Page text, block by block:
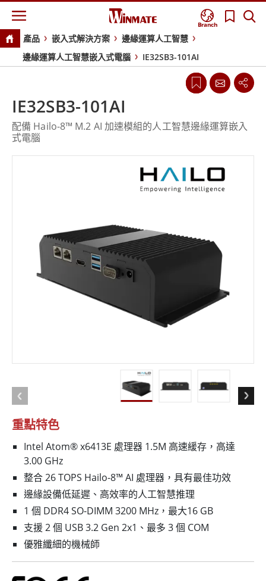
Branch
產品 嵌入式解決方案
邊緣運算人工智慧
邊緣運算人工智慧嵌入式電腦
IE32SB3-101AI
重點特色
Intel Atom® x6413E 處理器 1.5M 高速緩存，高達
3.00 GHz
整合 26 TOPS Hailo-8™ AI 處理器，具有最佳功效
邊緣設備低延遲、高效率的人工智慧推理
1 個 DDR4 SO-DIMM 3200 MHz，最大16 GB
支援 2 個 USB 3.2 Gen 2x1、最多 3 個 COM
優雅纖細的機械師
IE32SB3-101AI
配備 Hailo-8™ M.2 AI 加速模組的人工智慧邊緣運算嵌入
式電腦